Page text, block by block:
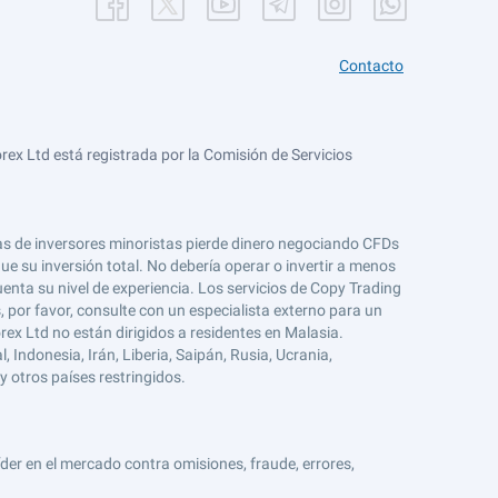
Contacto
Ltd está registrada por la Comisión de Servicios
de inversores minoristas pierde dinero negociando CFDs
su inversión total. No debería operar o invertir a menos
su nivel de experiencia. Los servicios de Copy Trading
favor, consulte con un especialista externo para un
Ltd no están dirigidos a residentes en Malasia.
Irán, Liberia, Saipán, Rusia, Ucrania,
otros países restringidos.
en el mercado contra omisiones, fraude, errores,